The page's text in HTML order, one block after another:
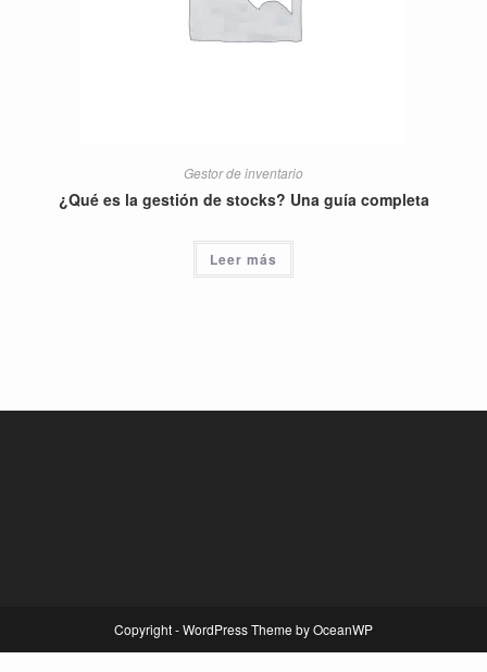
Gestor de inventario
¿Qué es la gestión de stocks? Una guía completa
Leer más
Copyright - WordPress Theme by OceanWP